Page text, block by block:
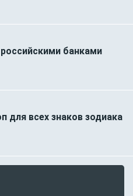
банками
для всех знаков зодиака